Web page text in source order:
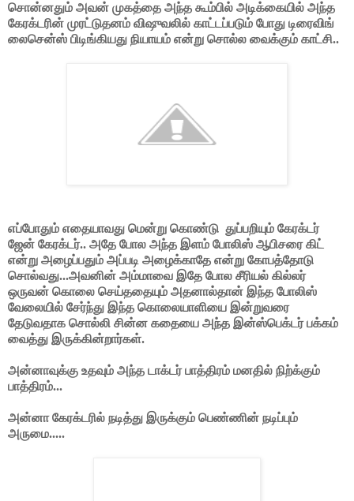
சொன்னதும் அவன் முகத்தை அந்த கூம்பில் அடிக்கையில் அந்த
கேரக்டரின் முரட்டுதனம் விஷுவலில் காட்டப்படும் போது டிரைவிங்
லைசென்ஸ் பிடிங்கியது நியாயம் என்று சொல்ல வைக்கும் காட்சி..
எப்போதும் எதையாவது மென்று கொண்டு துப்பறியும் கேரக்டர்
ஜேன் கேரக்டர்.. அதே போல அந்த இளம் போலிஸ் ஆபிசரை கிட்
என்று அழைப்பதும் அப்படி அழைக்காதே என்று கோபத்தோடு
சொல்வது...அவனின் அம்மாவை இதே போல சீரியல் கில்லர்
ஒருவன் கொலை செய்ததையும் அதனால்தான் இந்த போலிஸ்
வேலையில் சேர்ந்து இந்த கொலையாளியை இன்றுவரை
தேடுவதாக சொல்லி சின்ன கதையை அந்த இன்ஸ்பெக்டர் பக்கம்
வைத்து இருக்கின்றார்கள்.
அன்னாவுக்கு உதவும் அந்த டாக்டர் பாத்திரம் மனதில் நிற்க்கும்
பாத்திரம்...
அன்னா கேரக்டரில் நடித்து இருக்கும் பெண்ணின் நடிப்பும்
அருமை.....